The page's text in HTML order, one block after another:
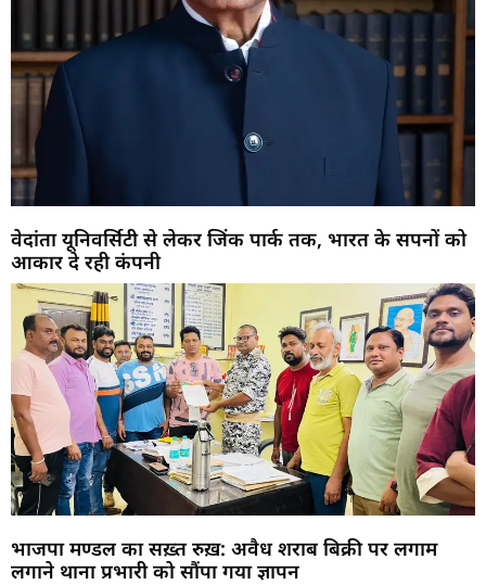
वेदांता यूनिवर्सिटी से लेकर जिंक पार्क तक, भारत के सपनों को
आकार दे रही कंपनी
भाजपा मण्डल का सख़्त रुख़: अवैध शराब बिक्री पर लगाम
लगाने थाना प्रभारी को सौंपा गया ज्ञापन